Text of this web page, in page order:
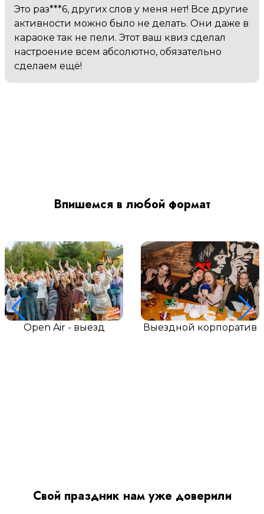
Это раз***6, других слов у меня нет! Все другие
активности можно было не делать. Они даже в
караоке так не пели. Этот ваш квиз сделал
настроение всем абсолютно, обязательно
сделаем ещё!
Впишемся в любой формат
Open Air - выезд Выездной корпоратив
Свой праздник нам уже доверили